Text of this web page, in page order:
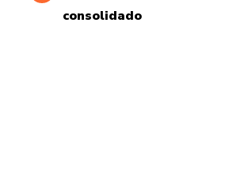
consolidado